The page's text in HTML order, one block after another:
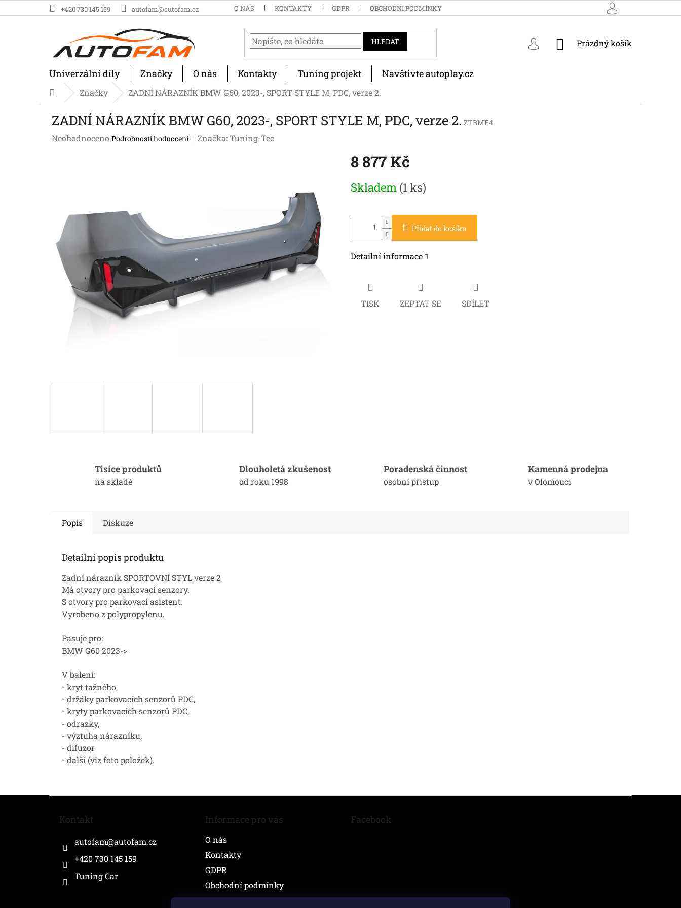
na
+420 730 145 159 autofam@autofam.cz O NÁS KONTAKTY GDPR OBCHODNÍ PODMÍNKY
HLEDAT
NÁKUPNÍ
Prázdný košík
Univerzální díly Značky O nás Kontakty Tuning projekt Navštivte autoplay.cz
DomůZnačky ZADNÍ NÁRAZNÍK BMW G60, 2023-, SPORT STYLE M, PDC, verze 2.
ZADNÍ NÁRAZNÍK BMW G60, 2023-, SPORT STYLE M, PDC, verze 2. ZTBME4
Průměrné
hvězdiček.
Neohodnoceno Podrobnosti hodnocení Značka:Tuning-Tec
8 877 Kč
cena:
Skladem (1 ks)
Přidat do košíku
Detailní informace
TISK ZEPTAT SE SDÍLET
Tisíce produktů
na skladě
Dlouholetá zkušenost
od roku 1998
Poradenská činnost
osobní přístup
Kamenná prodejna
v Olomouci
Popis Diskuze
Detailní popis produktu
Zadní nárazník SPORTOVNÍ STYL verze 2
Má otvory pro parkovací senzory.
S otvory pro parkovací asistent.
Vyrobeno z polypropylenu.
Pasuje pro:
BMW G60 2023->
V balení:
- kryt tažného,
- držáky parkovacích senzorů PDC,
- kryty parkovacích senzorů PDC,
- odrazky,
- výztuha nárazníku,
- difuzor
- další (viz foto položek).
Kontakt
autofam@autofam.cz
+420 730 145 159
Tuning Car
Informace pro vás
O nás
Kontakty
GDPR
Obchodní podmínky
Facebook